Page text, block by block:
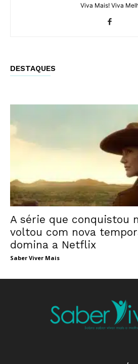
Viva Mais! Viva
DESTAQUES
A série que conquistou
voltou com nova
domina a Netflix
Saber Viver Mais